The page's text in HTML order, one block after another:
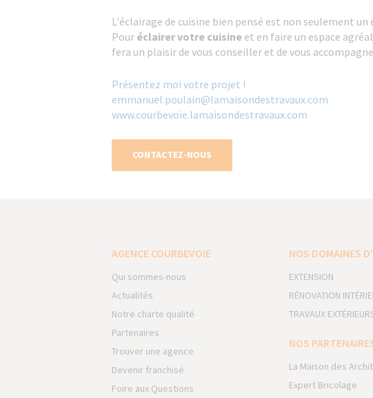
L'éclairage de cuisine bien pensé est non seulement
Pour éclairer votre cuisine et en faire un espace
fera un plaisir de vous conseiller et de vous
Présentez moi votre projet !
emmanuel.poulain@lamaisondestravaux.com​
www.courbevoie.lamaisondestravaux.com
CONTACTEZ-NOUS
AGENCE COURBEVOIE
Qui sommes-nous
Actualités
Notre charte qualité
Partenaires
Trouver une agence
Devenir franchisé
Foire aux Questions
NOS DOMAINES
EXTENSION
RÉNOVATION
TRAVAUX
NOS
La Maison des
Expert Bricolage